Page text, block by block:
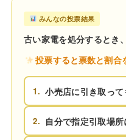
みんなの投票結果
古い家電を処分するとき
投票すると票数と割合
1. 小売店に引き取って
2. 自分で指定引取場